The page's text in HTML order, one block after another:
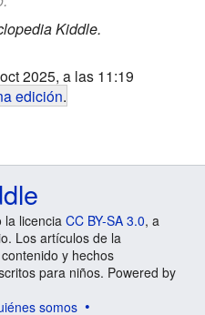
Kiddle.
2025, a las 11:19
edición.
la licencia CC BY-SA 3.0, a
Los artículos de la
y hechos
para niños. Powered by
somos